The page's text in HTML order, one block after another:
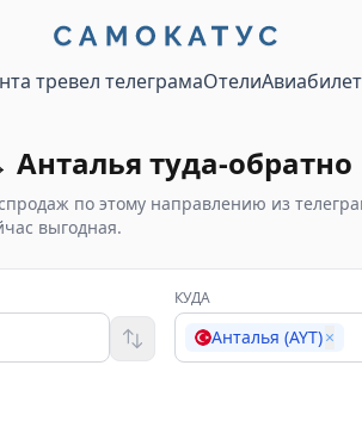
тревел телеграмаОтели
Анталья туда-обратно
по этому направлению из
выгодная.
КУДА
Анталья (AYT)×